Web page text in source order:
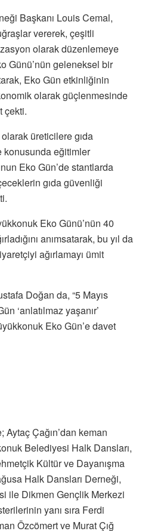
Başkanı Louis Cemal,
vererek, çeşitli
olarak düzenlemeye
Günü’nün geleneksel bir
Eko Gün etkinliğinin
olarak güçlenmesinde
çekti.
üreticilere gıda
konusunda eğitimler
Eko Gün’de stantlarda
gıda güvenliği
Eko Günü’nün 40
anımsatarak, bu yıl da
ağırlamayı ümit
Doğan da, “5 Mayıs
‘anlatılmaz yaşanır’
Eko Gün’e davet
Aytaç Çağın’dan keman
Belediyesi Halk Dansları,
Kültür ve Dayanışma
Halk Dansları Derneği,
ile Dikmen Gençlik Merkezi
yanı sıra Ferdi
Özcömert ve Murat Çığ